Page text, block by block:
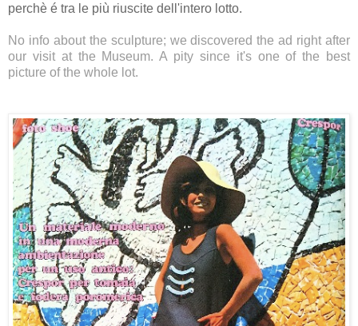
perchè é tra le più riuscite dell'intero lotto.
No info about the sculpture; we discovered the ad right after
our visit at the Museum. A pity since it's one of the best
picture of the whole lot.